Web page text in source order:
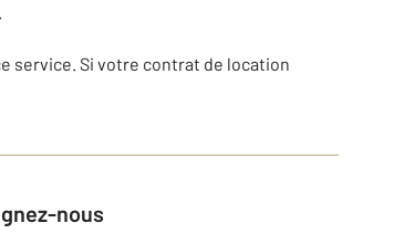
service. Si votre contrat de location
nous